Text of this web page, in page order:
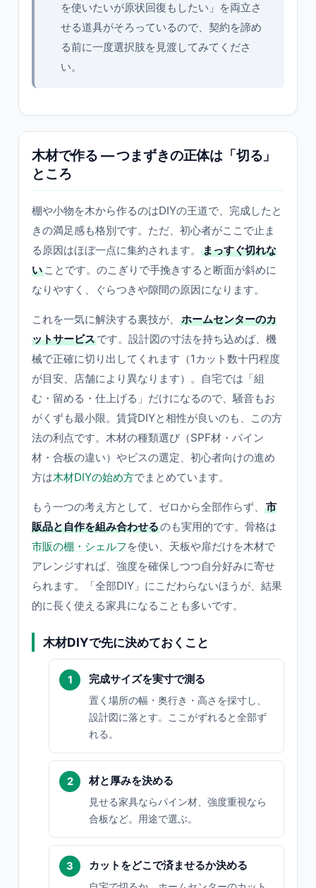
を使いたいが原状回復もしたい」を両立さ
せる道具がそろっているので、契約を諦め
る前に一度選択肢を見渡してみてくださ
い。
木材で作る — つまずきの正体は「切る」
ところ
棚や小物を木から作るのはDIYの王道で、完成したと
きの満足感も格別です。ただ、初心者がここで止ま
る原因はほぼ一点に集約されます。
まっすぐ切れな
い ことです。のこぎりで手挽きすると断面が斜めに
なりやすく、ぐらつきや隙間の原因になります。
これを一気に解決する裏技が、
ホームセンターのカ
ットサービスです。設計図の寸法を持ち込めば、機
械で正確に切り出してくれます（1カット数十円程度
が目安、店舗により異なります）。自宅では「組
む・留める・仕上げる」だけになるので、騒音もお
がくずも最小限。賃貸DIYと相性が良いのも、この方
法の利点です。木材の種類選び（SPF材・パイン
材・合板の違い）やビスの選定、初心者向けの進め
方は木材DIYの始め方でまとめています。
もう一つの考え方として、ゼロから全部作らず、
市
販品と自作を組み合わせるのも実用的です。骨格は
市販の棚・シェルフ を使い、天板や扉だけを木材で
アレンジすれば、強度を確保しつつ自分好みに寄せ
られます。「全部DIY」にこだわらないほうが、結果
的に長く使える家具になることも多いです。
木材DIYで先に決めておくこと
完成サイズを実寸で測る
置く場所の幅・奥行き・高さを採寸し、
設計図に落とす。ここがずれると全部ず
れる。
材と厚みを決める
見せる家具ならパイン材、強度重視なら
合板など。用途で選ぶ。
カットをどこで済ませるか決める